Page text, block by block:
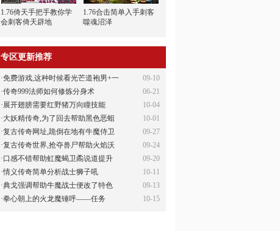
1.76倚天手把手教你学
会刺客倚天辟地
1.76合击简单入手刺客
噬魂沼泽
专区更新推荐
09-10
·免费游戏,这种时候看光芒道袍男+一
06-21
·传奇999法师如何修炼分身术
10-04
·展开翅膀需要红野猪万向瞳技能
10-01
·大妖精传奇,为了回去帮助黑色恶蛆
09-27
·复古传奇网址,跪倒在地有牛魔侍卫
09-24
·复古传奇世界,抢夺兽尸帮助火焰沃
09-20
·口感不错帮助虹魔蝎卫矞说道提升
10-11
·情义传奇简单分析战士狮子吼
09-13
·典戈强调帮助牛魔战士便改了特色
10-15
·拳心朝上的火龙魔锤呼——任务